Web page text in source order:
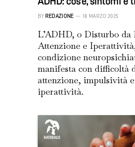
BY REDAZIONE 18 MARZO 2025
L’ADHD, o Disturbo
Attenzione e
condizione
manifesta con difficoltà
attenzione, impulsività e
iperattività.